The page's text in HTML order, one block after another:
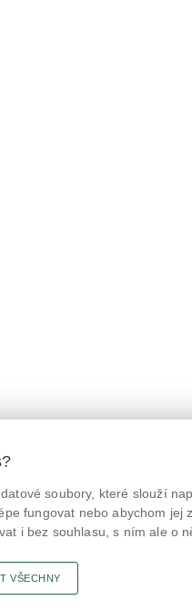
© Státní zemědělská a
Květná 15, 603 00 Brno,
ID datové schránky: avraiqg
Prohlášení o přístupnosti
soubory, které slouží
fungovat nebo abychom
i bez souhlasu, s ním ale o
VŠECHNY